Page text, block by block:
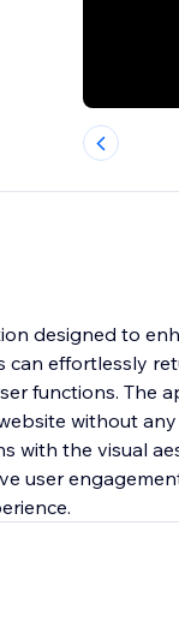
designed to
can effortlessly
functions. The
without
with the visual
user